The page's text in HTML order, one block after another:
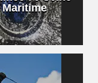
Maritime